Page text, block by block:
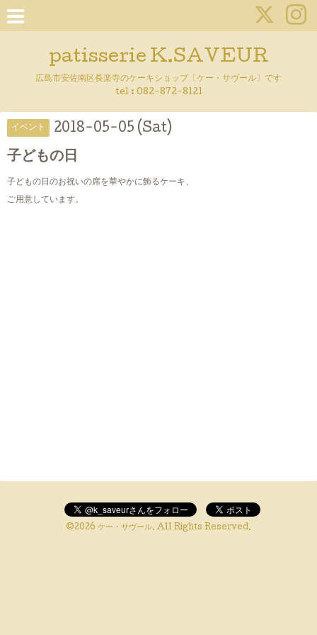
patisserie K.SAVEUR
広島市安佐南区長楽寺のケーキショップ〔ケー・サヴール〕です
tel : 082-872-8121
イベント 2018-05-05 (Sat)
子どもの日
子どもの日のお祝いの席を華やかに飾るケーキ、
ご用意しています。
©2026 ケー・サヴール. All Rights Reserved.